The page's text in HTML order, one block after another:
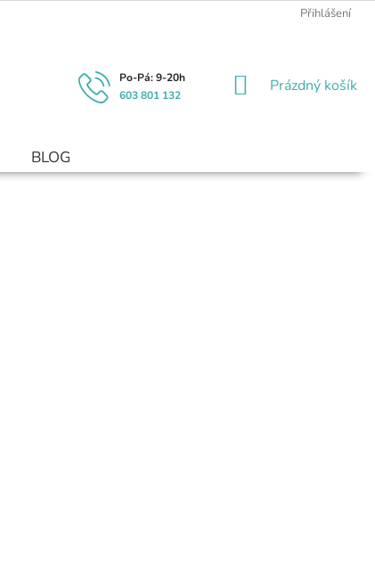
Přihlášení
603 801 132
NÁKUPNÍ
Prázdný košík
BLOG